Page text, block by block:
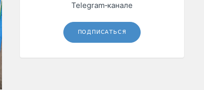
Telegram‑канале
ПОДПИСАТЬСЯ